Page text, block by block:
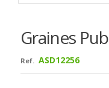
Graines
Ref. ASD12256